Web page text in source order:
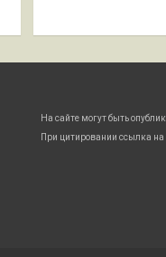
На сайте могут быть
При цитировании ссылка на